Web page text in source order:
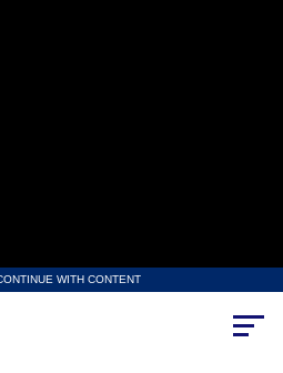
WITH CONTENT